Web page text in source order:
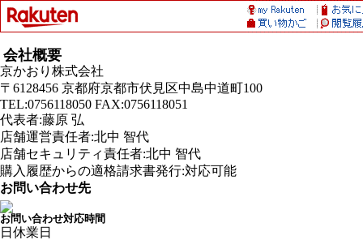
会社概要
京かおり株式会社
〒6128456 京都府京都市伏見区中島中道町100
TEL:0756118050 FAX:0756118051
代表者:藤原 弘
店舗運営責任者:北中 智代
店舗セキュリティ責任者:北中 智代
購入履歴からの適格請求書発行:対応可能
お問い合わせ先
お問い合わせ対応時間
日 休業日